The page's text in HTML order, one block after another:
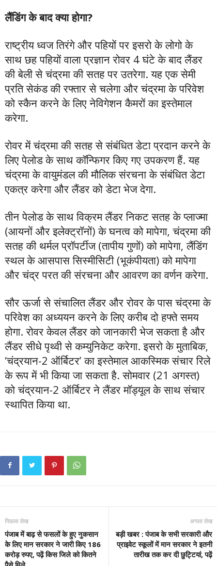
लैंडिंग के बाद क्या होगा?
राष्ट्रीय ध्वज तिरंगे और पहियों पर इसरो के लोगो के
साथ छह पहियों वाला प्रज्ञान रोवर 4 घंटे के बाद लैंडर
की बेली से चंद्रमा की सतह पर उतरेगा. यह एक सेमी
प्रति सेकंड की रफ्तार से चलेगा और चंद्रमा के परिवेश
को स्कैन करने के लिए नेविगेशन कैमरों का इस्तेमाल
करेगा.
रोवर में चंद्रमा की सतह से संबंधित डेटा प्रदान करने के
लिए पेलोड के साथ कॉन्फिगर किए गए उपकरण हैं. यह
चंद्रमा के वायुमंडल की मौलिक संरचना के संबंधित डेटा
एकत्र करेगा और लैंडर को डेटा भेज देगा.
तीन पेलोड के साथ विक्रम लैंडर निकट सतह के प्लाज्मा
(आयनों और इलेक्ट्रॉनों) के घनत्व को मापेगा, चंद्रमा की
सतह की थर्मल प्रॉपर्टीज (तापीय गुणों) को मापेगा, लैंडिंग
स्थल के आसपास सिस्मीसिटी (भूकंपीयता) को मापेगा
और चंद्र परत की संरचना और आवरण का वर्णन करेगा.
सौर ऊर्जा से संचालित लैंडर और रोवर के पास चंद्रमा के
परिवेश का अध्ययन करने के लिए करीब दो हफ्ते समय
होगा. रोवर केवल लैंडर को जानकारी भेज सकता है और
लैंडर सीधे पृथ्वी से कम्युनिकेट करेगा. इसरो के मुताबिक,
‘चंद्रयान-2 ऑर्बिटर’ का इस्तेमाल आकस्मिक संचार रिले
के रूप में भी किया जा सकता है. सोमवार (21 अगस्त)
को चंद्रयान-2 ऑर्बिटर ने लैंडर मॉड्यूल के साथ संचार
स्थापित किया था.
पिछला लेख
पंजाब में बाढ़ से फसलों के हुए नुकसान
के लिए मान सरकार ने जारी किए 186
करोड़ रुपए, पढ़ें किस जिले को कितने
अगला लेख
बड़ी खबर : पंजाब के सभी सरकारी और
प्राइवेट स्कूलों में मान सरकार ने इतनी
तारीख तक कर दी छुट्टियां, पढ़ें